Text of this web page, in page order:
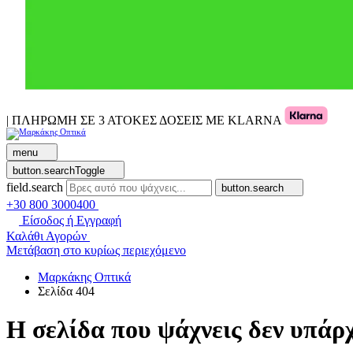
| ΠΛΗΡΩΜΗ ΣΕ 3 ΑΤΟΚΕΣ ΔΟΣΕΙΣ ΜΕ KLARNA
menu
button.searchToggle
field.search button.search
+30 800 3000400
Είσοδος ή Εγγραφή
Καλάθι Αγορών
Μετάβαση στο κυρίως περιεχόμενο
Μαρκάκης Οπτικά
Σελίδα 404
Η σελίδα που ψάχνεις δεν